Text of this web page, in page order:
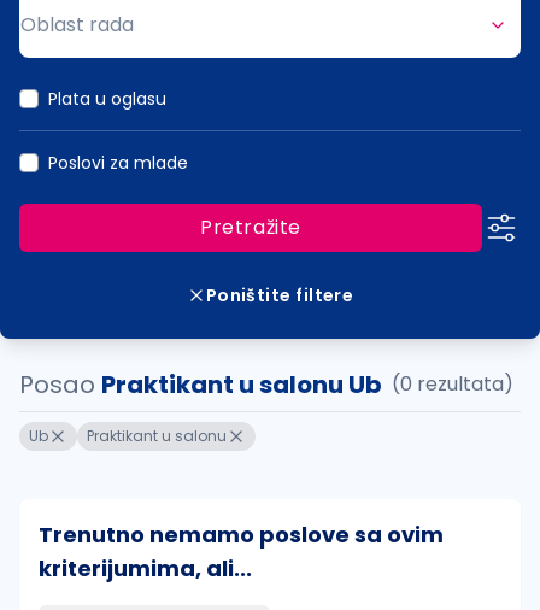
Oblast rada
Plata u oglasu
Poslovi za mlade
Pretražite
Poništite filtere
Posao Praktikant u salonu Ub (0 rezultata)
Ub Praktikant u salonu
Trenutno nemamo poslove sa ovim
kriterijumima, ali...